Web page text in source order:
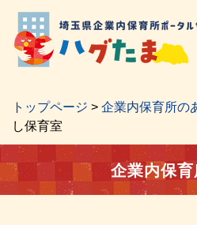
トップページ > 企業内保育所の
し保育室
企業内保